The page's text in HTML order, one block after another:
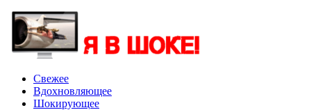
Свежее
Вдохновляющее
Шокирующее